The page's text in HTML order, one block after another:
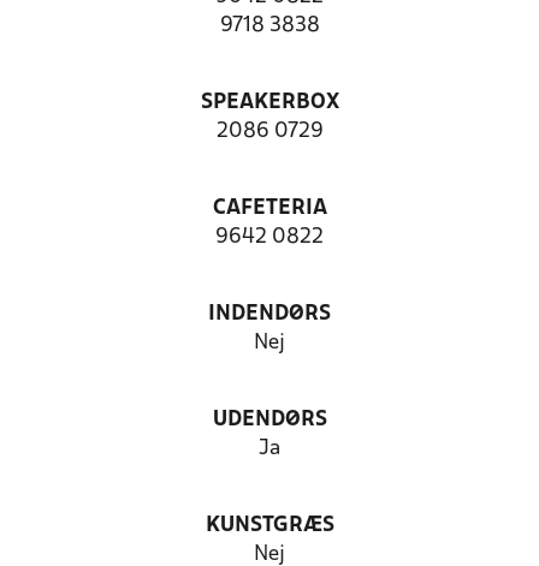
9718 3838
SPEAKERBOX
2086 0729
CAFETERIA
9642 0822
INDENDØRS
Nej
UDENDØRS
Ja
KUNSTGRÆS
Nej